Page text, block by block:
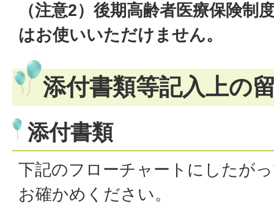
（注意2）後期高齢者医療保険制
はお使いいただけません。
添付書類等記入上の
添付書類
下記のフローチャートにしたが
お確かめください。